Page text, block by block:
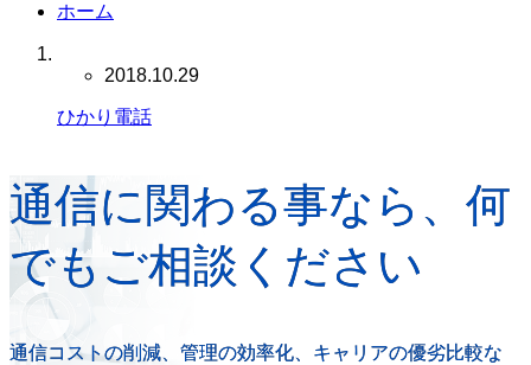
ホーム
2018.10.29
ひかり電話
通信に関わる事なら、何
でもご相談ください
通信コストの削減、管理の効率化、キャリアの優劣比較な